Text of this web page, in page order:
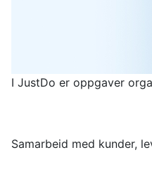
I JustDo er oppgaver
Samarbeid med kunder,